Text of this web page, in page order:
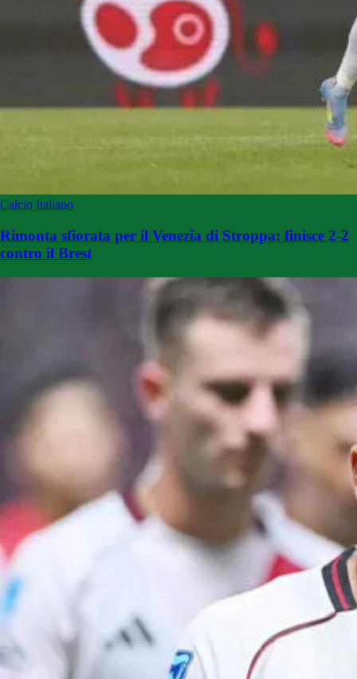
Calcio Italiano
Rimonta sfiorata per il Venezia di Stroppa: finisce 2-2
contro il Brest